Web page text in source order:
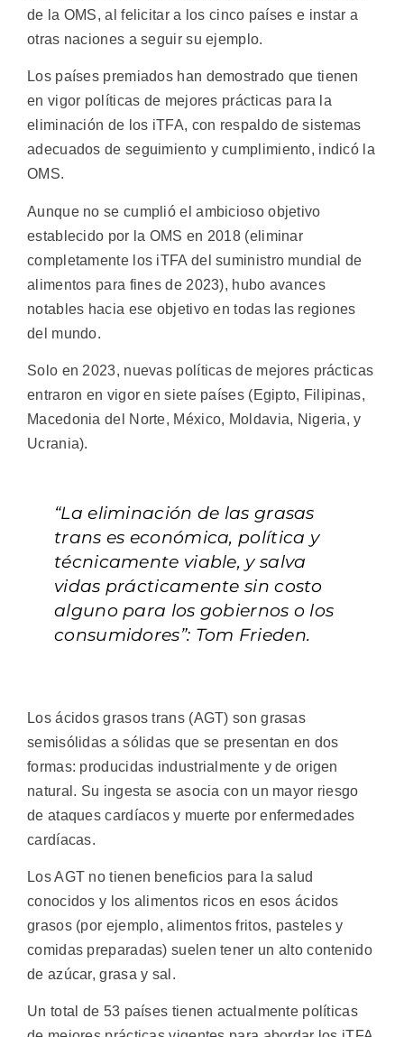
de la OMS, al felicitar a los cinco países e instar a
otras naciones a seguir su ejemplo.
Los países premiados han demostrado que tienen
en vigor políticas de mejores prácticas para la
eliminación de los iTFA, con respaldo de sistemas
adecuados de seguimiento y cumplimiento, indicó la
OMS.
Aunque no se cumplió el ambicioso objetivo
establecido por la OMS en 2018 (eliminar
completamente los iTFA del suministro mundial de
alimentos para fines de 2023), hubo avances
notables hacia ese objetivo en todas las regiones
del mundo.
Solo en 2023, nuevas políticas de mejores prácticas
entraron en vigor en siete países (Egipto, Filipinas,
Macedonia del Norte, México, Moldavia, Nigeria, y
Ucrania).
“La eliminación de las grasas
trans es económica, política y
técnicamente viable, y salva
vidas prácticamente sin costo
alguno para los gobiernos o los
consumidores”: Tom Frieden.
Los ácidos grasos trans (AGT) son grasas
semisólidas a sólidas que se presentan en dos
formas: producidas industrialmente y de origen
natural. Su ingesta se asocia con un mayor riesgo
de ataques cardíacos y muerte por enfermedades
cardíacas.
Los AGT no tienen beneficios para la salud
conocidos y los alimentos ricos en esos ácidos
grasos (por ejemplo, alimentos fritos, pasteles y
comidas preparadas) suelen tener un alto contenido
de azúcar, grasa y sal.
Un total de 53 países tienen actualmente políticas